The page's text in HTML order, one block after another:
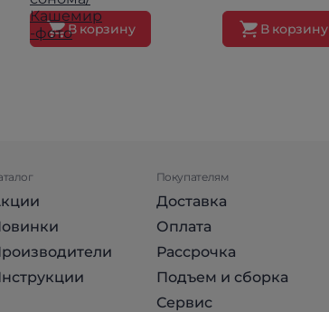
В корзину В корзину
Покупателям
Доставка
Оплата
Рассрочка
Подъем и сборка
Сервис